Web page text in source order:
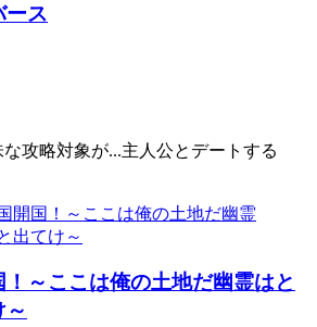
ース
攻略対象が...主人公とデートする
～ここは俺の土地だ幽霊はと
～